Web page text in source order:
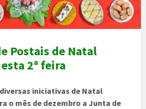
Postais de Natal
2ª feira
iniciativas de Natal
o mês de dezembro a Junta de